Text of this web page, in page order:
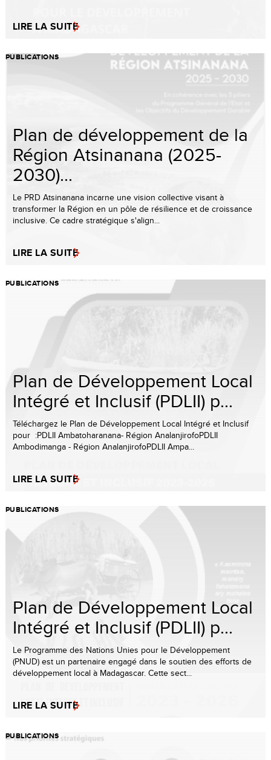
LIRE LA SUITE
PUBLICATIONS
Plan de développement de la
Région Atsinanana (2025-
2030)...
Le PRD Atsinanana incarne une vision collective visant à
transformer la Région en un pôle de résilience et de croissance
inclusive. Ce cadre stratégique s'align...
LIRE LA SUITE
PUBLICATIONS
Plan de Développement Local
Intégré et Inclusif (PDLII) p...
Téléchargez le Plan de Développement Local Intégré et Inclusif
pour :PDLII Ambatoharanana- Région AnalanjirofoPDLII
Ambodimanga - Région AnalanjirofoPDLII Ampa...
LIRE LA SUITE
PUBLICATIONS
Plan de Développement Local
Intégré et Inclusif (PDLII) p...
Le Programme des Nations Unies pour le Développement
(PNUD) est un partenaire engagé dans le soutien des efforts de
développement local à Madagascar. Cette sect...
LIRE LA SUITE
PUBLICATIONS